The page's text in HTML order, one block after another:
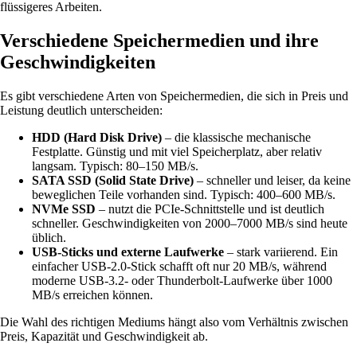
flüssigeres Arbeiten.
Verschiedene Speichermedien und ihre
Geschwindigkeiten
Es gibt verschiedene Arten von Speichermedien, die sich in Preis und
Leistung deutlich unterscheiden:
HDD (Hard Disk Drive) – die klassische mechanische
Festplatte. Günstig und mit viel Speicherplatz, aber relativ
langsam. Typisch: 80–150 MB/s.
SATA SSD (Solid State Drive) – schneller und leiser, da keine
beweglichen Teile vorhanden sind. Typisch: 400–600 MB/s.
NVMe SSD – nutzt die PCIe-Schnittstelle und ist deutlich
schneller. Geschwindigkeiten von 2000–7000 MB/s sind heute
üblich.
USB-Sticks und externe Laufwerke – stark variierend. Ein
einfacher USB-2.0-Stick schafft oft nur 20 MB/s, während
moderne USB-3.2- oder Thunderbolt-Laufwerke über 1000
MB/s erreichen können.
Die Wahl des richtigen Mediums hängt also vom Verhältnis zwischen
Preis, Kapazität und Geschwindigkeit ab.